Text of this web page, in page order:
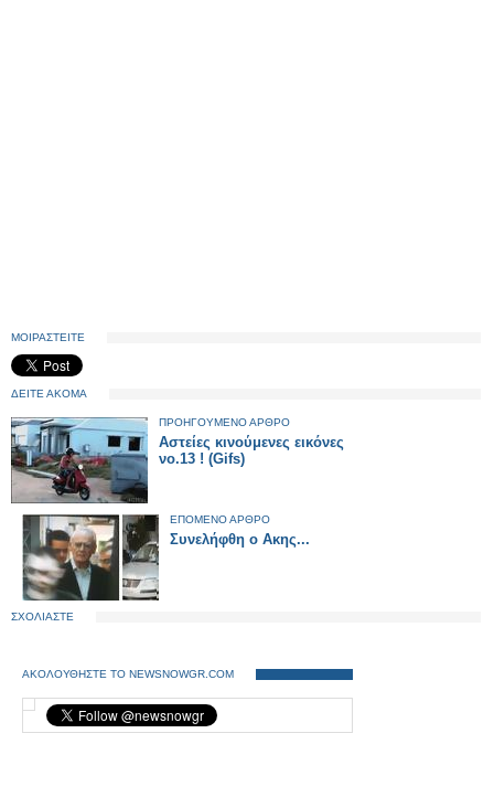
ΜΟΙΡΑΣΤΕΙΤΕ
ΔΕΙΤΕ ΑΚΟΜΑ
ΠΡΟΗΓΟΥΜΕΝΟ ΑΡΘΡΟ
Αστείες κινούμενες εικόνες
νο.13 ! (Gifs)
ΕΠΟΜΕΝΟ ΑΡΘΡΟ
Συνελήφθη ο Ακης...
ΣΧΟΛΙΑΣΤΕ
ΑΚΟΛΟΥΘΗΣΤΕ ΤΟ NEWSNOWGR.COM